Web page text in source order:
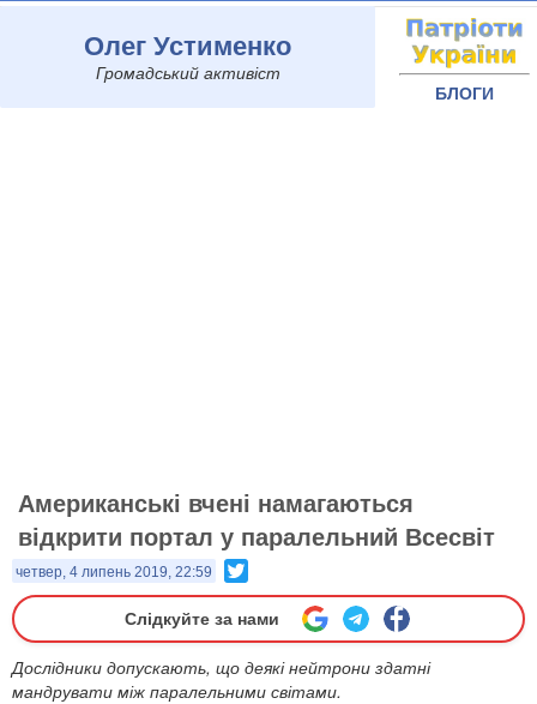
Олег Устименко
Громадський активіст
БЛОГИ
Американські вчені намагаються
відкрити портал у паралельний Всесвіт
четвер, 4 липень 2019, 22:59
Слідкуйте за нами
Дослідники допускають, що деякі нейтрони здатні
мандрувати між паралельними світами.